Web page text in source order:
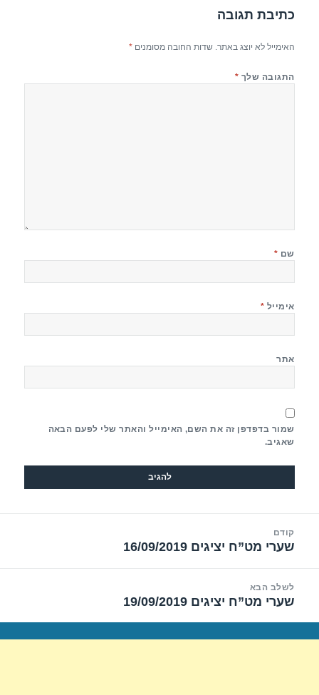
כתיבת תגובה
האימייל לא יוצג באתר. שדות החובה מסומנים*
התגובה שלך *
שם *
אימייל *
אתר
שמור בדפדפן זה את השם, האימייל והאתר שלי לפעם הבאה
שאגיב.
קודם
הפוסט
שערי מט”ח יציגים 16/09/2019
לשלב הבא
הפוסט
שערי מט”ח יציגים 19/09/2019